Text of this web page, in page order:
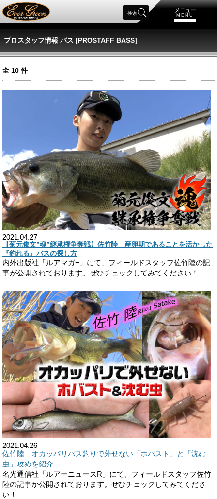
メニュー
MENU
検索
プロスタッフ情報 バス [PROSTAFF BASS]
全 10 件
2021.04.27
【菊元俊文”魂”継承権争奪戦】佐竹陸 産卵期であることを活かした
『釣れる』バスの探し方
内外出版社「ルアマガ+」にて、フィールドスタッフ佐竹陸の記
事が公開されております。ぜひチェックしてみてください！
2021.04.26
佐竹陸 オカッパリバス釣りで外せない「ホバスト」と「沈む
虫」攻めを紹介
名光通信社「ルアーニュースR」にて、フィールドスタッフ佐竹
陸の記事が公開されております。ぜひチェックしてみてくださ
い！